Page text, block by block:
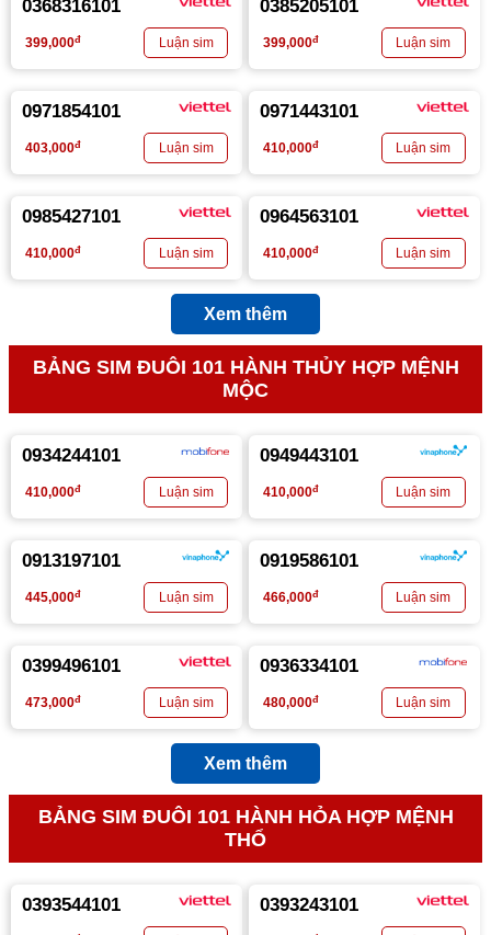
0368316101
399,000đ
0385205101
399,000đ
0971854101
403,000đ
0971443101
410,000đ
0985427101
410,000đ
0964563101
410,000đ
Xem thêm
BẢNG SIM ĐUÔI 101 HÀNH THỦY HỢP MỆNH
MỘC
0934244101
410,000đ
0949443101
410,000đ
0913197101
445,000đ
0919586101
466,000đ
0399496101
473,000đ
0936334101
480,000đ
Xem thêm
BẢNG SIM ĐUÔI 101 HÀNH HỎA HỢP MỆNH
THỔ
0393544101 0393243101